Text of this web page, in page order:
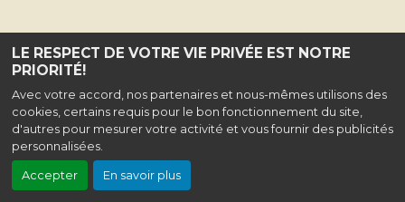
LE RESPECT DE VOTRE VIE PRIVÉE EST NOTRE
PRIORITÉ!
Avec votre accord, nos partenaires et nous-mêmes utilisons des
cookies, certains requis pour le bon fonctionnement du site,
d'autres pour mesurer votre activité et vous fournir des publicités
personnalisées.
Accepter En savoir plus